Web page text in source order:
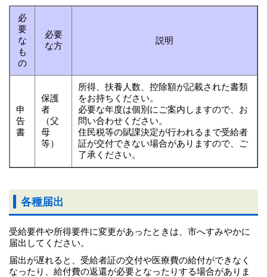
必
要
な
も
の
必要
な方
説明
申
告
書
保護
者
（父
母
等）
所得、扶養人数、控除額が記載された書類
をお持ちください。
必要な年度は個別にご案内しますので、お
問い合わせください。
住民税等の賦課決定が行われるまで受給者
証が交付できない場合がありますので、ご
了承ください。
各種届出
受給要件や所得要件に変更があったときは、市へすみやかに
届出してください。
届出が遅れると、受給者証の交付や医療費の給付ができなく
なったり、給付費の返還が必要となったりする場合がありま